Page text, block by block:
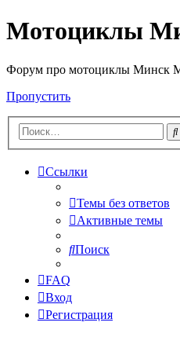
Мотоциклы
Форум про мотоциклы Минск
Пропустить
Ссылки
Темы без ответов
Активные темы
Поиск
FAQ
Вход
Регистрация